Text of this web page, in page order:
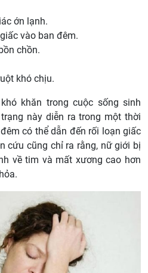
ớn lạnh.
vào ban đêm.
chồn.
khó chịu.
khăn trong cuộc sống sinh
này diễn ra trong một thời
có thể dẫn đến rối loạn giấc
cứu cũng chỉ ra rằng, nữ giới bị
về tim và mất xương cao hơn